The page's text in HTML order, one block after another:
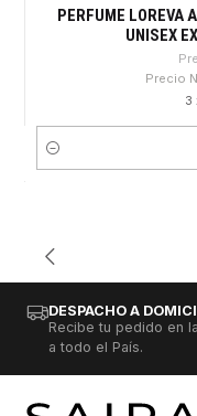
PERFUME LOREVA
UNISEX
Precio
3
Cantidad
DESPACHO A
Recibe tu pedido en
a todo el País.